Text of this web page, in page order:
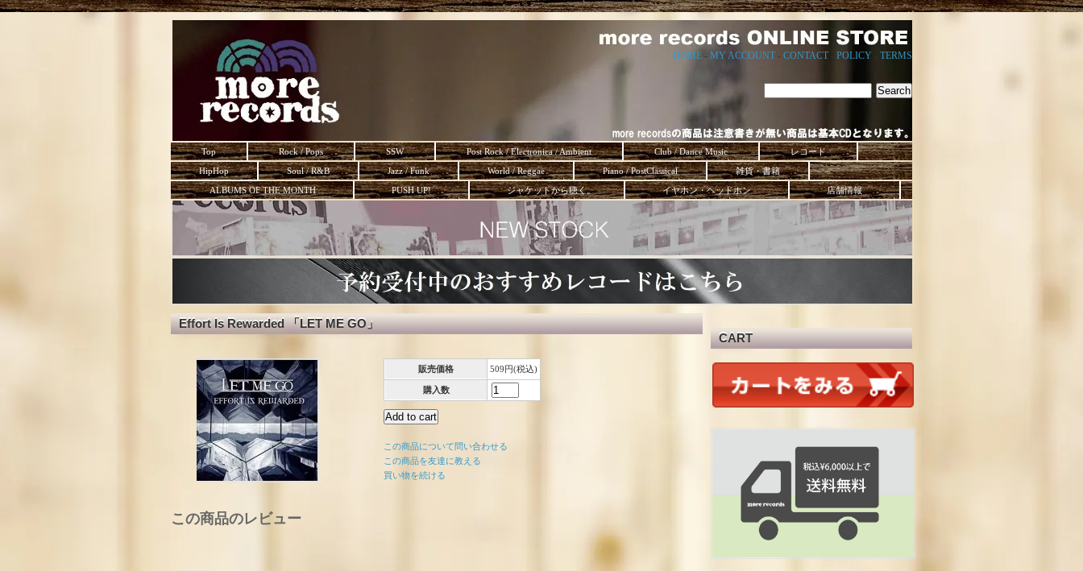
HOME - MY ACCOUNT - CONTACT- POLICY TERMS
Top Rock / Pops SSW Post Rock / Electronica / Ambient Club / Dance Music
レコード
HipHop
Soul / R&B Jazz / Funk World / Reggae Piano / PostClassical
雑貨・書籍
ALBUMS OF THE MONTH
PUSH UP! ジャケットから聴く。 イヤホン・ヘッドホン 店舗情報
Effort Is Rewarded 「LET ME GO」
販売価格 509円(税込)
購入数
この商品について問い合わせる
この商品を友達に教える
買い物を続ける
この商品のレビュー
CART